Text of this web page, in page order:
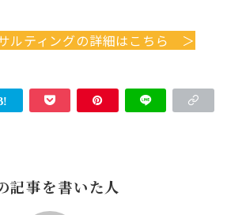
ルティングの詳細はこちら ＞
記事を書いた人